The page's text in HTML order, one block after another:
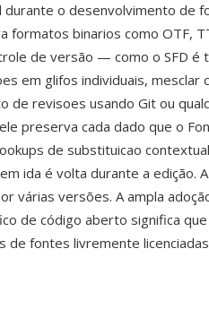
o desenvolvimento de
formatos binarios como OTF,
de versão — como o SFD é
em glifos individuais, mesclar
de revisoes usando Git ou
preserva cada dado que o
de substituicao
ida é volta durante a edição.
várias versões. A ampla
de código aberto significa
de fontes livremente